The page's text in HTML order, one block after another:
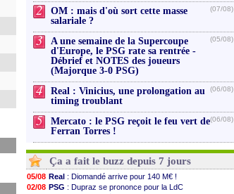
2
OM : mais d'où sort cette masse
salariale ?
(07/08)
3
A une semaine de la Supercoupe
d'Europe, le PSG rate sa rentrée -
Débrief et NOTES des joueurs
(Majorque 3-0 PSG)
(05/08)
4
Real : Vinicius, une prolongation au
timing troublant
(06/08)
5
Mercato : le PSG reçoit le feu vert de
Ferran Torres !
(06/08)
Ça a fait le buzz depuis 7 jours
05/08 Real : Diomandé arrive pour 140 M€ !
02/08 PSG : Dupraz se prononce pour la LdC